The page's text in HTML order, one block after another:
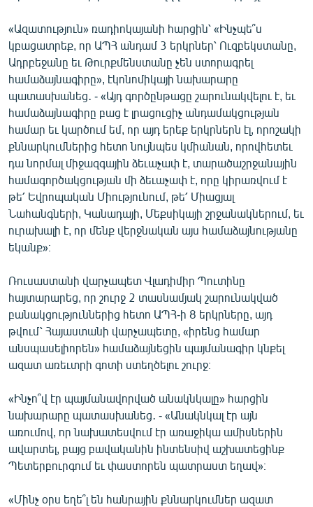
«Ազատություն» ռադիոկայանի հարցին՝ «Ինչպե՞ս
կբացատրեք, որ ԱՊՀ անդամ 3 երկրներ՝ Ուզբեկստանը,
Ադրբեջանը եւ Թուրքմենստանը չեն ստորագրել
համաձայնագիրը», էկոնոմիկայի նախարարը
պատասխանեց․ - «Այդ գործընթացը շարունակվելու է, եւ
համաձայնագիրը բաց է լրացուցիչ անդամակցության
համար եւ կարծում եմ, որ այդ երեք երկրներն էլ, որոշակի
քննարկումներից հետո նույնպես կմիանան, որովհետեւ
դա նորմալ միջազգային ձեւաչափ է, տարածաշրջանային
համագործակցության մի ձեւաչափ է, որը կիրառվում է
թե՛ Եվրոպական Միությունում, թե՛ Միացյալ
Նահանգների, Կանադայի, Մեքսիկայի շրջանակներում, եւ
ուրախալի է, որ մենք վերջնական այս համաձայնությանը
եկանք»։
Ռուսաստանի վարչապետ Վլադիմիր Պուտինը
հայտարարեց, որ շուրջ 2 տասնամյակ շարունակված
բանակցություններից հետո ԱՊՀ-ի 8 երկրները, այդ
թվում՝ Հայաստանի վարչապետը, «իրենց համար
անսպասելիորեն» համաձայնեցին պայմանագիր կնքել
ազատ առեւտրի գոտի ստեղծելու շուրջ։
«Ինչո՞վ էր պայմանավորված անակնկալը» հարցին
նախարարը պատասխանեց․ - «Անակնկալ էր այն
առումով, որ նախատեսվում էր առաջիկա ամիսներին
ավարտել, բայց բավականին ինտենսիվ աշխատեցինք
Պետերբուրգում եւ փաստորեն պատրաստ եղավ»։
«Մինչ օրս եղե՞լ են հանրային քննարկումներ ազատ